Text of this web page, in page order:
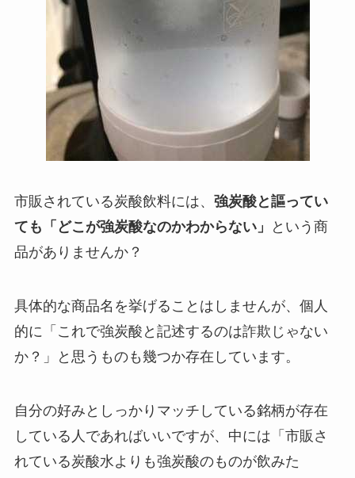
市販されている炭酸飲料には、 強炭酸と謳ってい
ても「どこが強炭酸なのかわからない」
という商
品がありませんか？
具体的な商品名を挙げることはしませんが、個人
的に「これで強炭酸と記述するのは詐欺じゃない
か？」と思うものも幾つか存在しています。
自分の好みとしっかりマッチしている銘柄が存在
している人であればいいですが、中には「市販さ
れている炭酸水よりも強炭酸のものが飲みた